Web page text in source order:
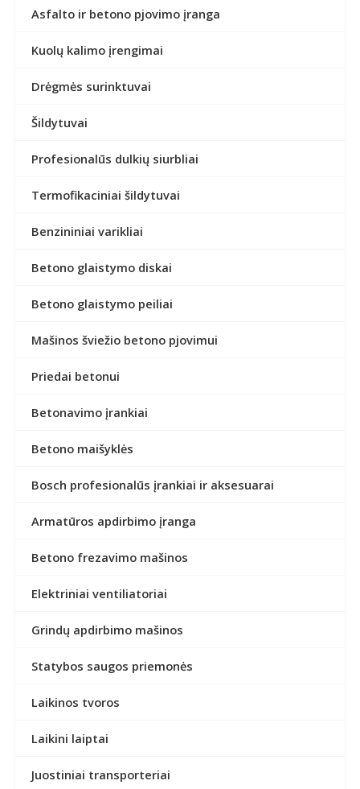
Asfalto ir betono pjovimo įranga
Kuolų kalimo įrengimai
Drėgmės surinktuvai
Šildytuvai
Profesionalūs dulkių siurbliai
Termofikaciniai šildytuvai
Benzininiai varikliai
Betono glaistymo diskai
Betono glaistymo peiliai
Mašinos šviežio betono pjovimui
Priedai betonui
Betonavimo įrankiai
Betono maišyklės
Bosch profesionalūs įrankiai ir aksesuarai
Armatūros apdirbimo įranga
Betono frezavimo mašinos
Elektriniai ventiliatoriai
Grindų apdirbimo mašinos
Statybos saugos priemonės
Laikinos tvoros
Laikini laiptai
Juostiniai transporteriai